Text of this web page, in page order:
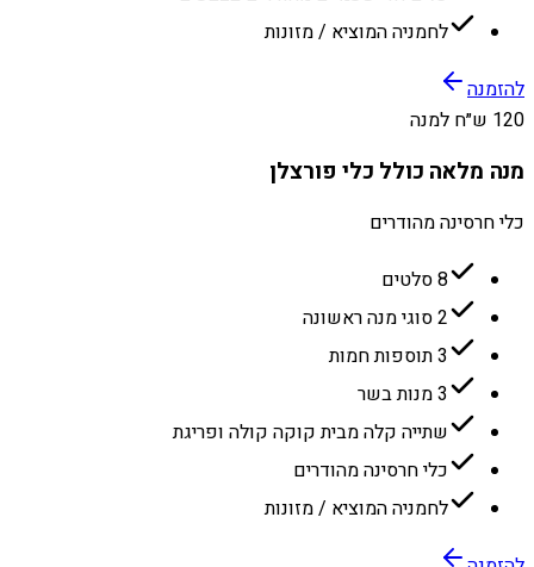
לחמניה המוציא / מזונות
להזמנה
120 ש״ח למנה
מנה מלאה כולל כלי פורצלן
כלי חרסינה מהודרים
8 סלטים
2 סוגי מנה ראשונה
3 תוספות חמות
3 מנות בשר
שתייה קלה מבית קוקה קולה ופריגת
כלי חרסינה מהודרים
לחמניה המוציא / מזונות